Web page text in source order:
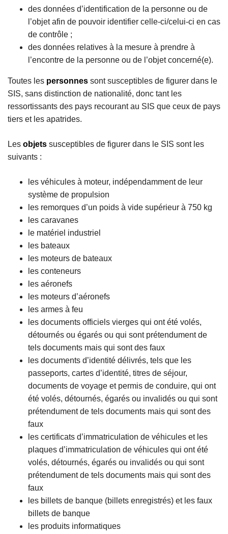
des données d’identification de la personne ou de
l’objet afin de pouvoir identifier celle-ci/celui-ci en cas
de contrôle ;
des données relatives à la mesure à prendre à
l’encontre de la personne ou de l’objet concerné(e).
Toutes les personnes sont susceptibles de figurer dans le
SIS, sans distinction de nationalité, donc tant les
ressortissants des pays recourant au SIS que ceux de pays
tiers et les apatrides.
Les objets susceptibles de figurer dans le SIS sont les
suivants :
les véhicules à moteur, indépendamment de leur
système de propulsion
les remorques d’un poids à vide supérieur à 750 kg
les caravanes
le matériel industriel
les bateaux
les moteurs de bateaux
les conteneurs
les aéronefs
les moteurs d’aéronefs
les armes à feu
les documents officiels vierges qui ont été volés,
détournés ou égarés ou qui sont prétendument de
tels documents mais qui sont des faux
les documents d’identité délivrés, tels que les
passeports, cartes d’identité, titres de séjour,
documents de voyage et permis de conduire, qui ont
été volés, détournés, égarés ou invalidés ou qui sont
prétendument de tels documents mais qui sont des
faux
les certificats d’immatriculation de véhicules et les
plaques d’immatriculation de véhicules qui ont été
volés, détournés, égarés ou invalidés ou qui sont
prétendument de tels documents mais qui sont des
faux
les billets de banque (billets enregistrés) et les faux
billets de banque
les produits informatiques